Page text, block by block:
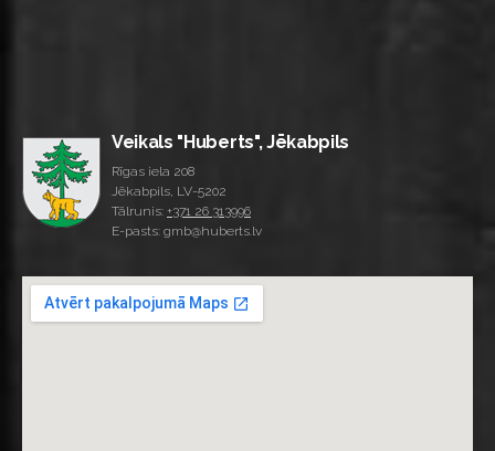
Veikals "Huberts", Jēkabpils
Rīgas iela 208
Jēkabpils, LV-5202
Tālrunis: +371 26 313996
E-pasts: gmb@huberts.lv